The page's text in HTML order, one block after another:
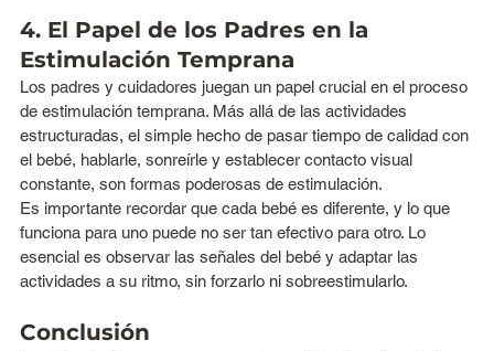
4. El Papel de los Padres en la
Estimulación Temprana
Los padres y cuidadores juegan un papel crucial en el proceso
de estimulación temprana. Más allá de las actividades
estructuradas, el simple hecho de pasar tiempo de calidad con
el bebé, hablarle, sonreírle y establecer contacto visual
constante, son formas poderosas de estimulación.
Es importante recordar que cada bebé es diferente, y lo que
funciona para uno puede no ser tan efectivo para otro. Lo
esencial es observar las señales del bebé y adaptar las
actividades a su ritmo, sin forzarlo ni sobreestimularlo.
Conclusión